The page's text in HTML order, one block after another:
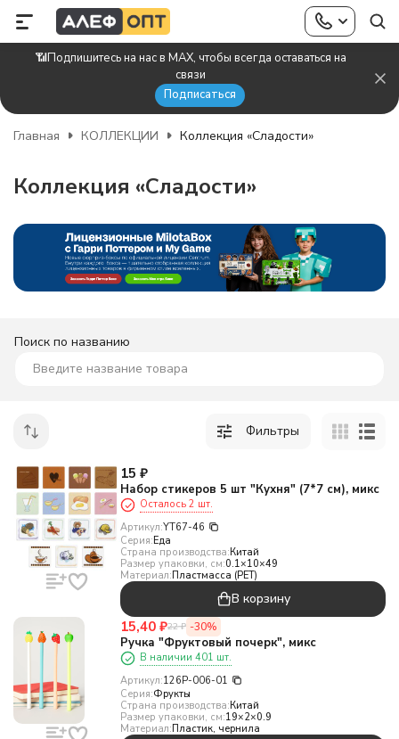
📶Подпишитесь на нас в MAX, чтобы всегда оставаться на
связи
Подписаться
Главная КОЛЛЕКЦИИ Коллекция «Сладости»
Коллекция «Сладости»
Поиск по названию
Фильтры
15 ₽
Набор стикеров 5 шт "Кухня" (7*7 см), микс
Осталось 2 шт.
Артикул:YT67-46
Серия:Еда
Страна производства:Китай
Размер упаковки, см:0.1×10×49
Материал:Пластмасса (PET)
В корзину
15,40 ₽22 ₽ -30%
Ручка "Фруктовый почерк", микс
В наличии 401 шт.
Артикул:126P-006-01
Серия:Фрукты
Страна производства:Китай
Размер упаковки, см:19×2×0.9
Материал:Пластик, чернила